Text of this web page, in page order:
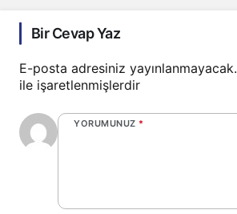
Bir Cevap Yaz
E-posta adresiniz yayınlanmayacak.
ile işaretlenmişlerdir
YORUMUNUZ *